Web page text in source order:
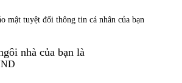
mật tuyệt đối thông tin cá nhân của bạn
nhà của bạn là